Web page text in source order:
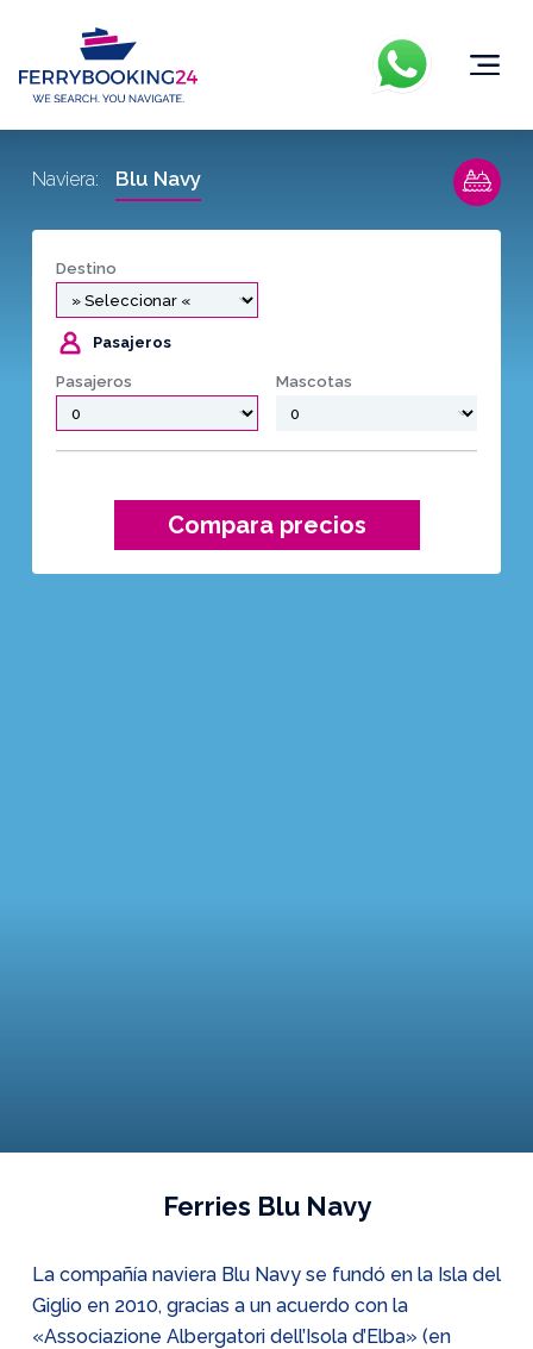
Destino
Pasajeros
Pasajeros Mascotas
Compara precios
Naviera: Blu Navy
Ferries Blu Navy
La compañía naviera Blu Navy se fundó en la Isla del
Giglio en 2010, gracias a un acuerdo con la
«Associazione Albergatori dell’Isola d’Elba» (en